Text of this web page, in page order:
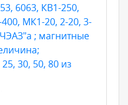
6063, КВ1-250,
МК1-20, 2-20, 3-
; магнитные
30, 50, 80 из